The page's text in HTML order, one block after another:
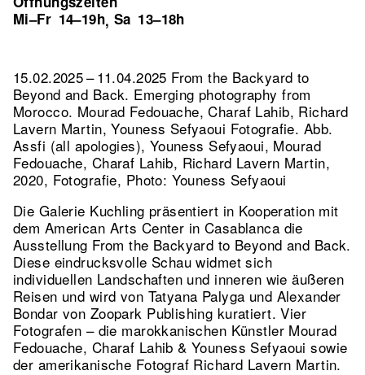
Mi–Fr 14–19h, Sa 13–18h
15.02.2025 – 11.04.2025 From the Backyard to
Beyond and Back. Emerging photography from
Morocco. Mourad Fedouache, Charaf Lahib, Richard
Lavern Martin, Youness Sefyaoui Fotografie. Abb.
Assfi (all apologies), Youness Sefyaoui, Mourad
Fedouache, Charaf Lahib, Richard Lavern Martin,
2020, Fotografie, Photo: Youness Sefyaoui
Die Galerie Kuchling präsentiert in Kooperation mit
dem American Arts Center in Casablanca die
Ausstellung From the Backyard to Beyond and Back.
Diese eindrucksvolle Schau widmet sich
individuellen Landschaften und inneren wie äußeren
Reisen und wird von Tatyana Palyga und Alexander
Bondar von Zoopark Publishing kuratiert. Vier
Fotografen – die marokkanischen Künstler Mourad
Fedouache, Charaf Lahib & Youness Sefyaoui sowie
der amerikanische Fotograf Richard Lavern Martin.